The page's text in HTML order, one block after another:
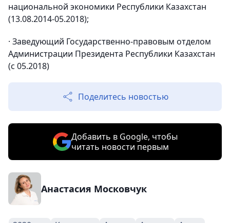
национальной экономики Республики Казахстан
(13.08.2014-05.2018);
· Заведующий Государственно-правовым отделом
Администрации Президента Республики Казахстан
(с 05.2018)
Поделитесь новостью
Добавить в Google, чтобы
читать новости первым
Анастасия Московчук